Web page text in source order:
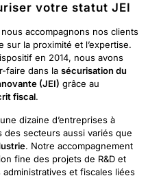
votre statut JEI
nous accompagnons nos clients
la proximité et l’expertise.
en 2014, nous avons
faire dans la sécurisation du
(JEI) grâce au
fiscal.
dizaine d’entreprises à
des secteurs aussi variés que
. Notre accompagnement
fine des projets de R&D et
et fiscales liées